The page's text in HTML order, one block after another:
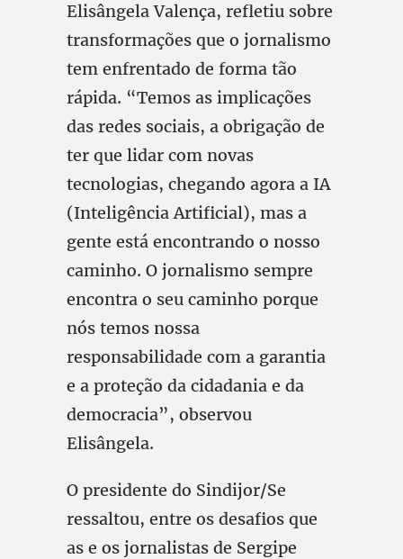
Elisângela Valença, refletiu sobre
transformações que o jornalismo
tem enfrentado de forma tão
rápida. “Temos as implicações
das redes sociais, a obrigação de
ter que lidar com novas
tecnologias, chegando agora a IA
(Inteligência Artificial), mas a
gente está encontrando o nosso
caminho. O jornalismo sempre
encontra o seu caminho porque
nós temos nossa
responsabilidade com a garantia
e a proteção da cidadania e da
democracia”, observou
Elisângela.
O presidente do Sindijor/Se
ressaltou, entre os desafios que
as e os jornalistas de Sergipe